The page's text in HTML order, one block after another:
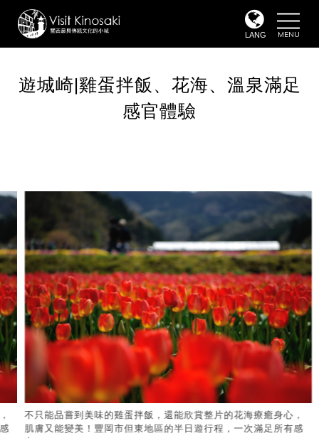
LANG
toggle
遊城崎|雞蛋拌飯、花海、溫泉滿足
感官體驗
不只能品嘗到美味的雞蛋拌飯，還能欣賞整片的花海療癒身心，
肌膚又能變美！豐岡市但東地區的半日遊行程，一次滿足所有感